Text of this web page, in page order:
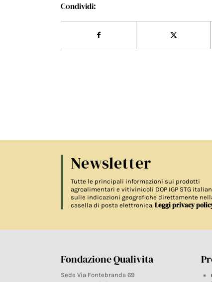
Condividi:
Newsletter
Tutte le principali informazioni sui prodotti
agroalimentari e vitivinicoli DOP IGP STG
sulle indicazioni geografiche direttamente
casella di posta elettronica. Leggi privacy
Fondazione Qualivita
Sede Via Fontebranda 69